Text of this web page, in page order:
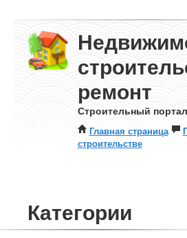
ремонт
Строительный
Главная страница
строительстве
Категории